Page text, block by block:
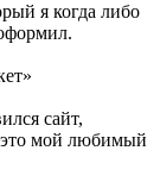
я когда либо
сайт,
это мой любимый